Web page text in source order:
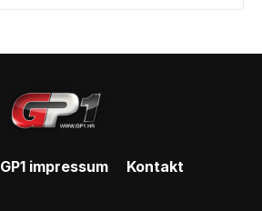
GP1 impressum Kontakt